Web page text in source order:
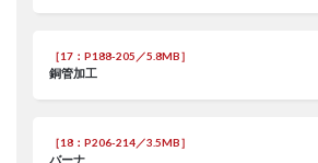
［17：P188-205／5.8MB］
銅管加工
［18：P206-214／3.5MB］
バーナ